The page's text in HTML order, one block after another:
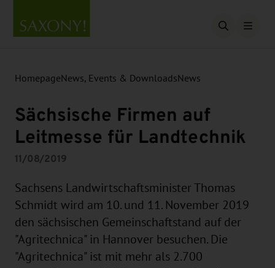
Open
HomepageNews, Events & DownloadsNews
Sächsische Firmen auf
Leitmesse für Landtechnik
11/08/2019
Sachsens Landwirtschaftsminister Thomas
Schmidt wird am 10. und 11. November 2019
den sächsischen Gemeinschaftstand auf der
"Agritechnica" in Hannover besuchen. Die
"Agritechnica" ist mit mehr als 2.700